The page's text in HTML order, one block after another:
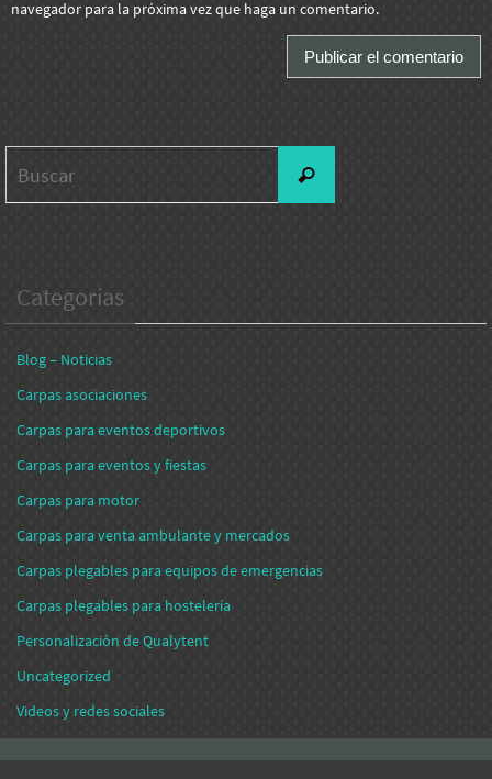
navegador para la próxima vez que haga un comentario.
Buscar
Categorías
Blog – Noticias
Carpas asociaciones
Carpas para eventos deportivos
Carpas para eventos y fiestas
Carpas para motor
Carpas para venta ambulante y mercados
Carpas plegables para equipos de emergencias
Carpas plegables para hostelería
Personalización de Qualytent
Uncategorized
Videos y redes sociales